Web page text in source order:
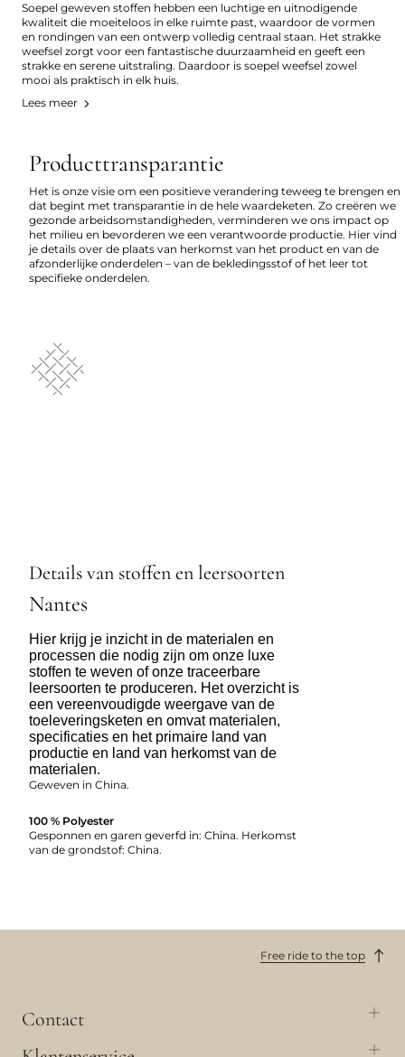
Soepel geweven stoffen hebben een luchtige en uitnodigende
kwaliteit die moeiteloos in elke ruimte past, waardoor de vormen
en rondingen van een ontwerp volledig centraal staan. Het strakke
weefsel zorgt voor een fantastische duurzaamheid en geeft een
strakke en serene uitstraling. Daardoor is soepel weefsel zowel
mooi als praktisch in elk huis.
Lees meer
Producttransparantie
Het is onze visie om een positieve verandering teweeg te brengen en
dat begint met transparantie in de hele waardeketen. Zo creëren we
gezonde arbeidsomstandigheden, verminderen we ons impact op
het milieu en bevorderen we een verantwoorde productie. Hier vind
je details over de plaats van herkomst van het product en van de
afzonderlijke onderdelen – van de bekledingsstof of het leer tot
specifieke onderdelen.
Details van stoffen en leersoorten
Nantes
Hier krijg je inzicht in de materialen en
processen die nodig zijn om onze luxe
stoffen te weven of onze traceerbare
leersoorten te produceren. Het overzicht is
een vereenvoudigde weergave van de
toeleveringsketen en omvat materialen,
specificaties en het primaire land van
productie en land van herkomst van de
materialen.
Geweven in China.
100 % Polyester
Gesponnen en garen geverfd in: China. Herkomst
van de grondstof: China.
Free ride to the top
Contact